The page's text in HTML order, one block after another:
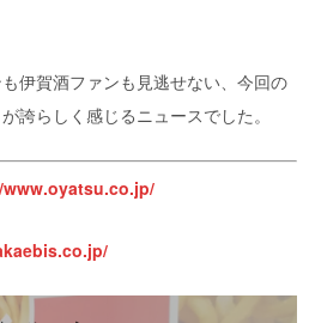
伊賀酒ファンも見逃せない、今回の
誇らしく感じるニュースでした。